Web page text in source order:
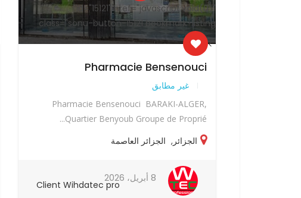
id="15121" href="javascript:void(0)"
class="sonu-button-15121 bookmark-listing
">
Pharmacie Bensenouci
غير مطابق
Pharmacie Bensenouci BARAKI-ALGER,
Quartier Benyoub Groupe de Proprié...
الجزائر, الجزائر العاصمة
Client Wihdatec pro
8 أبريل، 2026